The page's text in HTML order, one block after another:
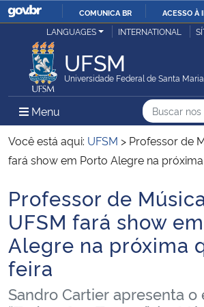
IR
COMUNICA BR ACESSO À
Ministério da Justiça e Segurança Pública
Ministério da Defesa
Ministério das Relações Exteriores
Ministério da Infraestrutura
Ministério da Agricultura, Pecuária e Abastecimento
LANGUAGES INTERNATIONAL
UFSM
Universidade Federal de Santa Maria
Menu Menu Principal do Sítio
Busca
Buscar
Busca:
Você está aqui: UFSM > Professor de
fará show em Porto Alegre na
Início do conteúdo
Professor de
UFSM fará show
Alegre na próxima
feira
Sandro Cartier apresenta